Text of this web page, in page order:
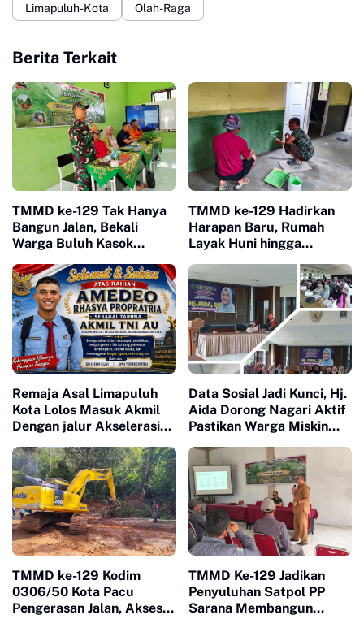
Limapuluh-Kota Olah-Raga
Berita Terkait
TMMD ke-129 Tak Hanya
Bangun Jalan, Bekali
Warga Buluh Kasok
Bencana
TMMD ke-129 Hadirkan
Harapan Baru, Rumah
Layak Huni hingga
Kehidupan Warga Buluh
Kasok
Remaja Asal Limapuluh
Kota Lolos Masuk Akmil
Dengan jalur Akselerasi
Data Sosial Jadi Kunci, Hj.
Aida Dorong Nagari Aktif
Pastikan Warga Miskin
TMMD ke-129 Kodim
0306/50 Kota Pacu
Pengerasan Jalan, Akses
TMMD Ke-129 Jadikan
Penyuluhan Satpol PP
Sarana Membangun